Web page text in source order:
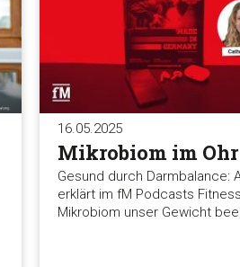
16.05.2025
Mikrobiom im Ohr
Gesund durch Darmbalance:
erklärt im fM Podcasts
Mikrobiom unser Gewicht